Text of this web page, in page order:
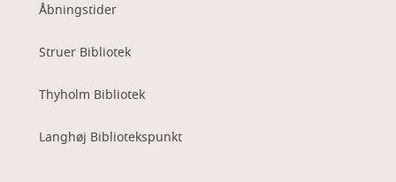
Åbningstider
Struer Bibliotek
Thyholm Bibliotek
Langhøj Bibliotekspunkt